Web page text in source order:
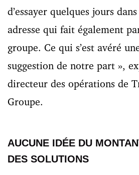
d’essayer quelques jours
adresse qui fait également
groupe. Ce qui s’est avéré
suggestion de notre part »,
directeur des opérations de
Groupe.
AUCUNE IDÉE DU
DES SOLUTIONS